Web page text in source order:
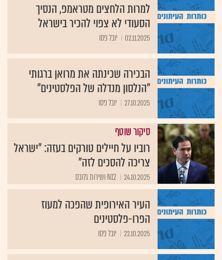
למרות הלחצים מטראמפ, הנסיך
הסעודי לא צפוי להכיר בישראל
02.11.2025 יובל פסו
הבכירה שכינתה את מרואן ברגותי
"הנלסון מנדלה של הפלסטינים"
27.10.2025 יובל פסו
סיקור שוטף
רוביו על חיילים טורקים בעזה: "ישראל
צריכה להסכים לזה"
24.10.2025 N12 ושירות גלובס
העיר האירופית שהפכה למעוז
הפרו-פלסטינים
22.10.2025 יובל פסו